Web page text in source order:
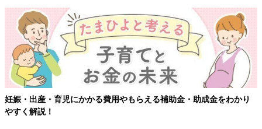
妊娠・出産・育児にかかる費用やもらえる補助金・助成金をわかり
やすく解説！